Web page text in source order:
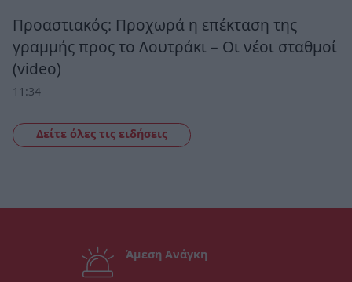
Προαστιακός: Προχωρά η επέκταση της
γραμμής προς το Λουτράκι – Οι νέοι σταθμοί
(video)
11:34
Δείτε όλες τις ειδήσεις
Άμεση Ανάγκη